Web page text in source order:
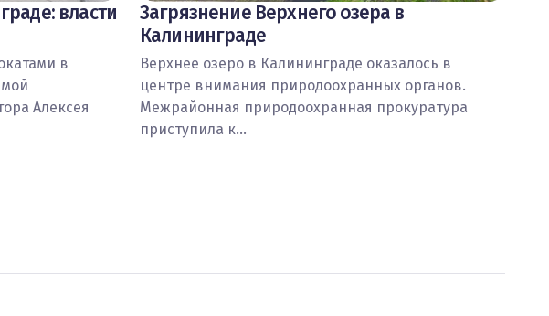
власти
в
Алексея
Загрязнение Верхнего озера в
Калининграде
Верхнее озеро в Калининграде оказалось в
центре внимания природоохранных органов.
Межрайонная природоохранная прокуратура
приступила к…